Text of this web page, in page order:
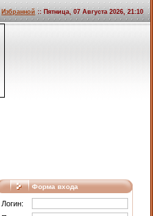
Избранной :: Пятница, 07 Августа 2026, 21:10
Форма входа
Логин: